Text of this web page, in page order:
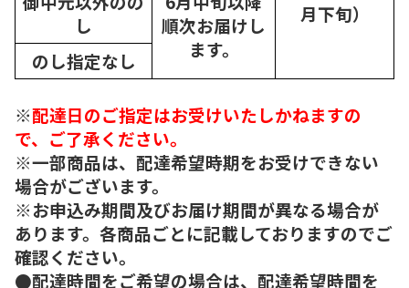
月下旬）
し
順次お届けし
ます。
のし指定なし
※配達日のご指定はお受けいたしかねますの
で、ご了承ください。
※一部商品は、配達希望時期をお受けできない
場合がございます。
※お申込み期間及びお届け期間が異なる場合が
あります。各商品ごとに記載しておりますのでご
確認ください。
●配達時間をご希望の場合は、配達希望時間を